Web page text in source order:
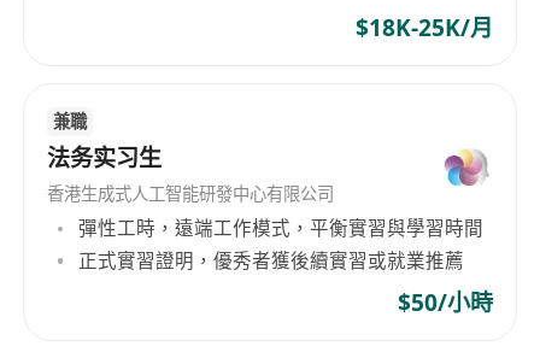
$18K-25K/月
兼職
法务实习生
香港生成式人工智能研發中心有限公司
彈性工時，遠端工作模式，平衡實習與學習時間
正式實習證明，優秀者獲後續實習或就業推薦
$50/小時